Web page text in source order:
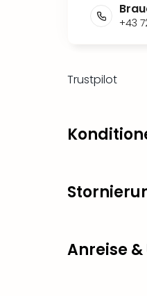
+43
Trustpilot
Anreise